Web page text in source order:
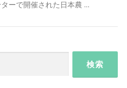
ーで開催された日本農 …